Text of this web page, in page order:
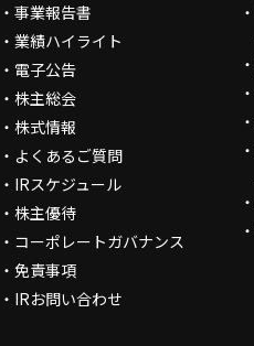
事業報告書
業績ハイライト
電子公告
株主総会
株式情報
よくあるご質問
IRスケジュール
株主優待
コーポレートガバナンス
免責事項
IRお問い合わせ